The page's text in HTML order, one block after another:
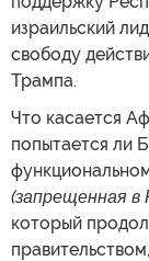
израильский
свободу
Трампа.
Что касается
попытается ли
(запрещенная в
который